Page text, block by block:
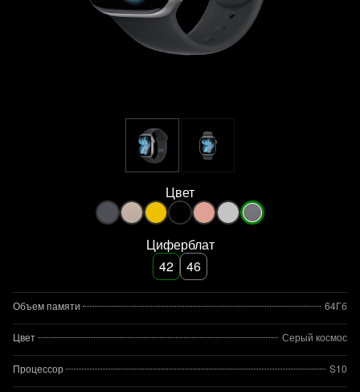
Цвет
Циферблат
42
46
Объем памяти 64Гб
Цвет Серый космос
Процессор S10